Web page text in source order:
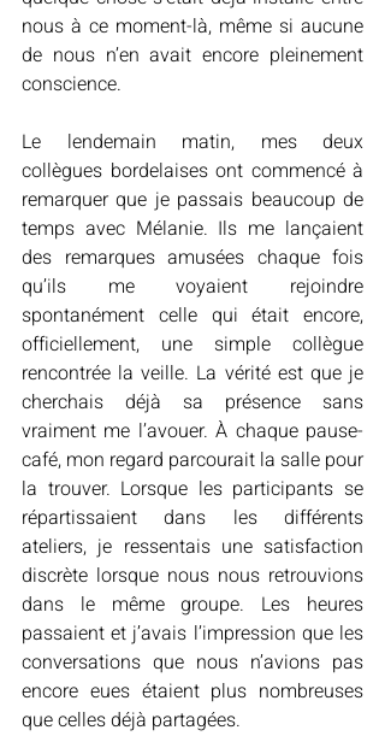
nous à ce moment-là, même si aucune
de nous n’en avait encore pleinement
conscience.
Le lendemain matin, mes deux
collègues bordelaises ont commencé à
remarquer que je passais beaucoup de
temps avec Mélanie. Ils me lançaient
des remarques amusées chaque fois
qu’ils me voyaient rejoindre
spontanément celle qui était encore,
officiellement, une simple collègue
rencontrée la veille. La vérité est que je
cherchais déjà sa présence sans
vraiment me l’avouer. À chaque pause-
café, mon regard parcourait la salle pour
la trouver. Lorsque les participants se
répartissaient dans les différents
ateliers, je ressentais une satisfaction
discrète lorsque nous nous retrouvions
dans le même groupe. Les heures
passaient et j’avais l’impression que les
conversations que nous n’avions pas
encore eues étaient plus nombreuses
que celles déjà partagées.